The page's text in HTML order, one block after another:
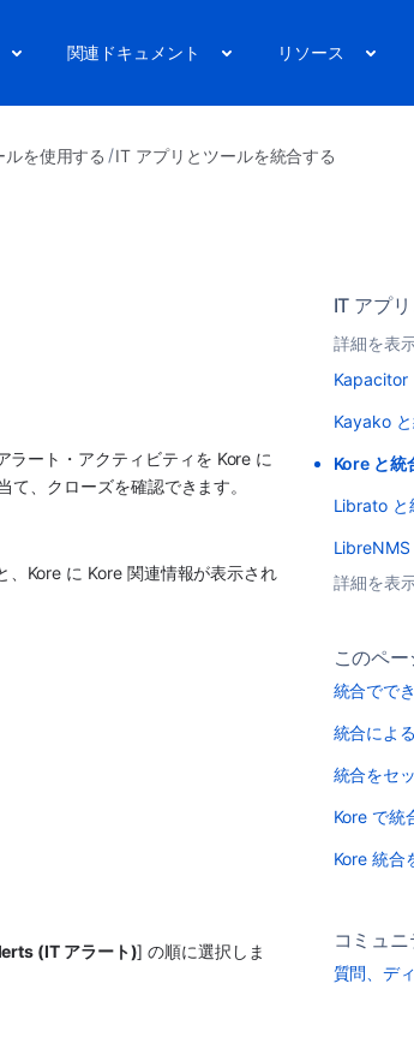
関連ドキュメント リソース
を使用する IT アプリとツールを統合する
ラート・アクティビティを Kore に
、クローズを確認できます。
Kore に Kore 関連情報が表示され
(IT アラート)] の順に選択しま
IT アプ
詳細を表
Kapacitor
Kayako
Kore と統
Librato と
詳細を表
このペ
統合でで
統合によ
統合をセ
Kore で統
Kore 統合
コミュニ
質問、デ